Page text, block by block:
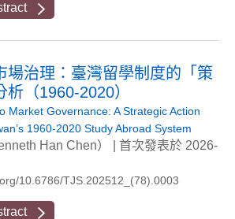
場治理：臺灣留學制度的「策
（1960-2020）
Market Governance: A Strategic Action
1960-2020 Study Abroad System
Han Chen） | 首次發表於 2026-
10.6786/TJS.202512_(78).0003